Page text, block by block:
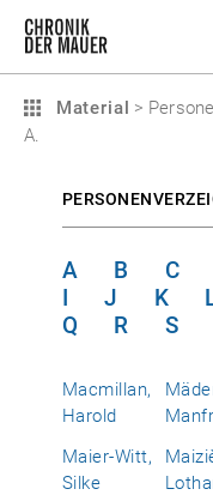
Material >
A.
A B C
I
J K
Q
R S
Macmillan,
Harold
Maier-Witt,
Silke